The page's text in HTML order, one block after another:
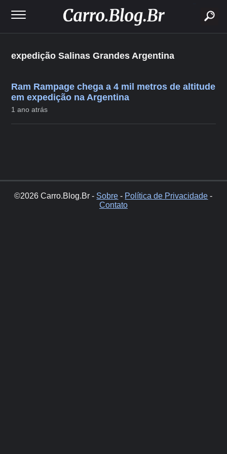
expedição Salinas Grandes Argentina
Ram Rampage chega a 4 mil metros de altitude
em expedição na Argentina
1 ano atrás
©2026 Carro.Blog.Br - Sobre - Política de Privacidade -
Contato